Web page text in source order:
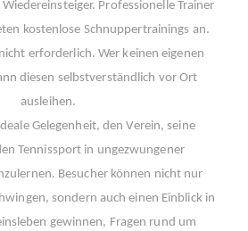
Professionelle Trainer
kostenlose Schnuppertrainings an.
erforderlich. Wer keinen eigenen
diesen selbstverständlich vor Ort
ausleihen.
Gelegenheit, den Verein, seine
Tennissport in ungezwungener
Besucher können nicht nur
sondern auch einen Einblick in
gewinnen, Fragen rund um